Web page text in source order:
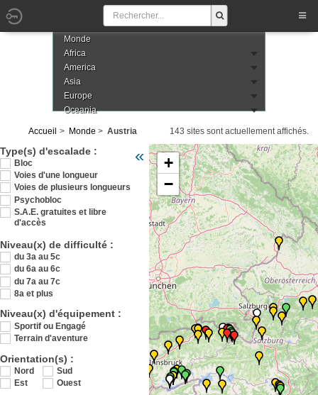
Monde
Africa
America
Asia
Europe
Oceania
Accueil Monde Austria 143 sites sont actuellement affichés.
Type(s) d'escalade :
Bloc
Voies d'une longueur
Voies de plusieurs longueurs
Psychobloc
S.A.E. gratuites et libre
d'accès
Niveau(x) de difficulté :
du 3a au 5c
du 6a au 6c
du 7a au 7c
8a et plus
Niveau(x) d'équipement :
Sportif ou Engagé
Terrain d'aventure
Orientation(s) :
Nord
Sud
Est
Ouest
« Veuillez patienter pendant le chargement
+
−